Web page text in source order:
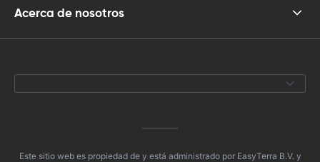
Acerca de nosotros
Este sitio web es propiedad de y está administrado por EasyTerra B.V. y